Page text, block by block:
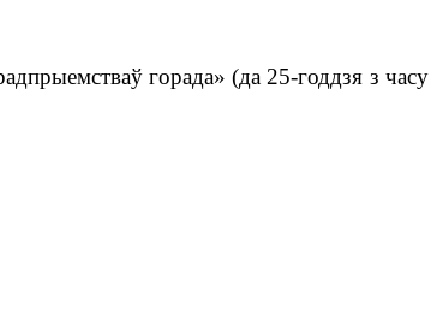
горада» (да 25-годдзя з часу